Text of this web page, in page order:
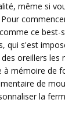
même si
ce best-
qui s'est
oreillers les
mémoire de
de
la